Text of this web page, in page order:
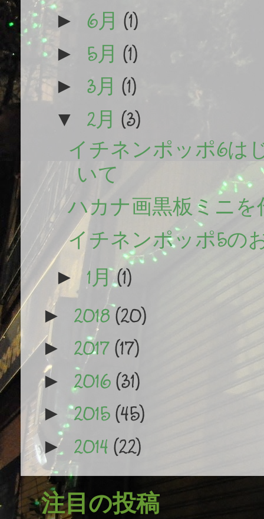
► 6月 (1)
► 5月 (1)
► 3月 (1)
▼ 2月 (3)
イチネンポッポ6は
いて
ハカナ画黒板ミニ
イチネンポッポ5の
► 1月(1)
► 2018(20)
► 2017(17)
►2016(31)
►2015(45)
► 2014 (22)
注目の投稿